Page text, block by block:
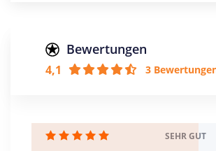
Zulassungsbeschränkung
90
Bewertungen
4,1 3
SEHR GUT